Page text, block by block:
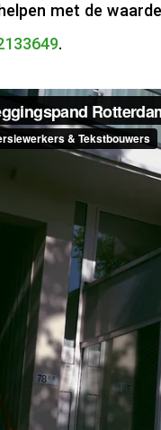
met de
.